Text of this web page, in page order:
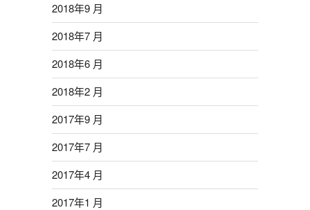
2018年9 月
2018年7 月
2018年6 月
2018年2 月
2017年9 月
2017年7 月
2017年4 月
2017年1 月